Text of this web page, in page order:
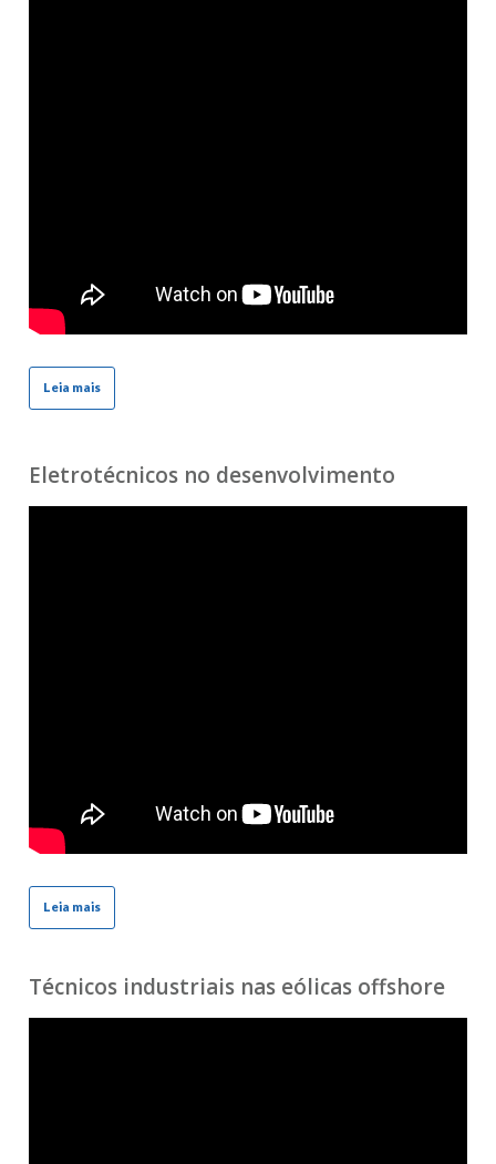
Leia mais
Eletrotécnicos no desenvolvimento
Leia mais
Técnicos industriais nas eólicas offshore